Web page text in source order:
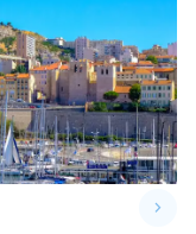
keyboard_arrow_right